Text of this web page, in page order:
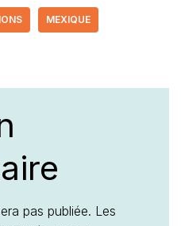
MEXIQUE
pas publiée. Les